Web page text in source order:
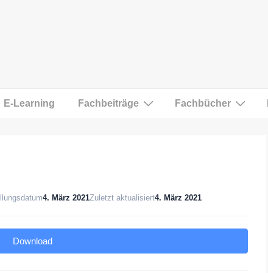
E-Learning Fachbeiträge Fachbücher
4. März 2021Zuletzt aktualisiert4. März 2021
Download